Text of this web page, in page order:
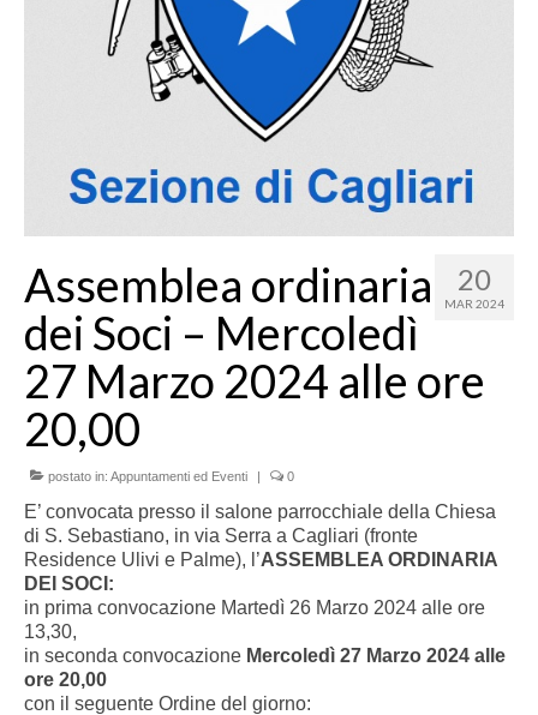
20
MAR 2024
Assemblea ordinaria
dei Soci – Mercoledì
27 Marzo 2024 alle ore
20,00
postato in: Appuntamenti ed Eventi | 0
E’ convocata presso il salone parrocchiale della Chiesa
di S. Sebastiano, in via Serra a Cagliari (fronte
Residence Ulivi e Palme), l’ASSEMBLEA ORDINARIA
DEI SOCI:
in prima convocazione Martedì 26 Marzo 2024 alle ore
13,30,
in seconda convocazione Mercoledì 27 Marzo 2024 alle
ore 20,00
con il seguente Ordine del giorno: